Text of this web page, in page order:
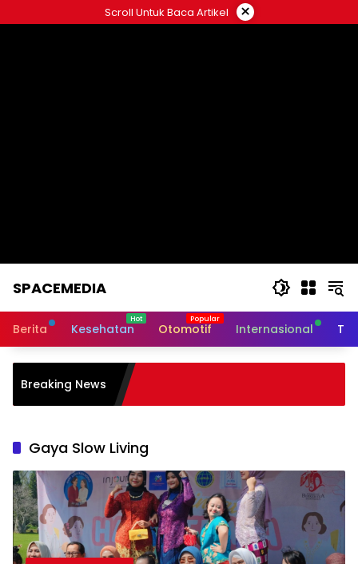
to
Scroll Untuk Baca Artikel ×
SPACEMEDIA
Berita Kesehatan Otomotif Internasional
Breaking News
Gaya Slow Living